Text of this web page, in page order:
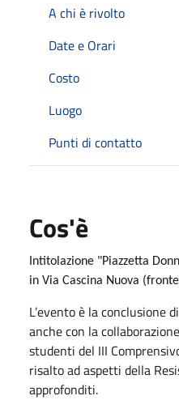
A chi è rivolto
Date e Orari
Costo
Luogo
Punti di contatto
Cos'è
Intitolazione "Piazzetta
in Via Cascina Nuova
L’evento è la conclusione
anche con la
studenti del III
risalto ad aspetti della
approfonditi.